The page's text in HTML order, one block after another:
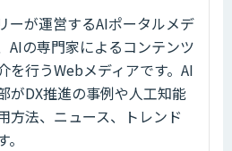
ーが運営するAIポータルメデ
AIの専門家によるコンテンツ
を行うWebメディアです。AI
がDX推進の事例や人工知能
方法、ニュース、トレンド